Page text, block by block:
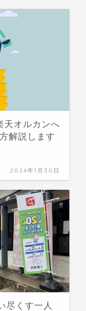
天オルカンへ
解説します
2024年1月30日
尽くす一人